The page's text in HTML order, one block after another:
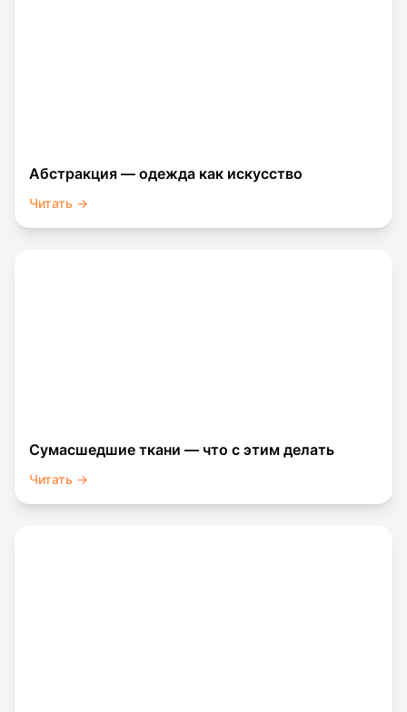
Абстракция — одежда как искусство
Читать →
Сумасшедшие ткани — что с этим делать
Читать →